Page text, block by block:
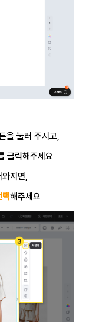
을 눌러 주시고,
클릭해주세요
지면,
해주세요